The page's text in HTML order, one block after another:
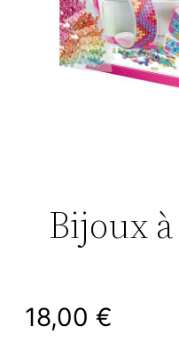
Bijoux
18,00 €